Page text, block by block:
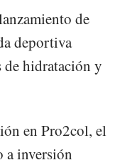
de
deportiva
de hidratación y
en Pro2col, el
a inversión